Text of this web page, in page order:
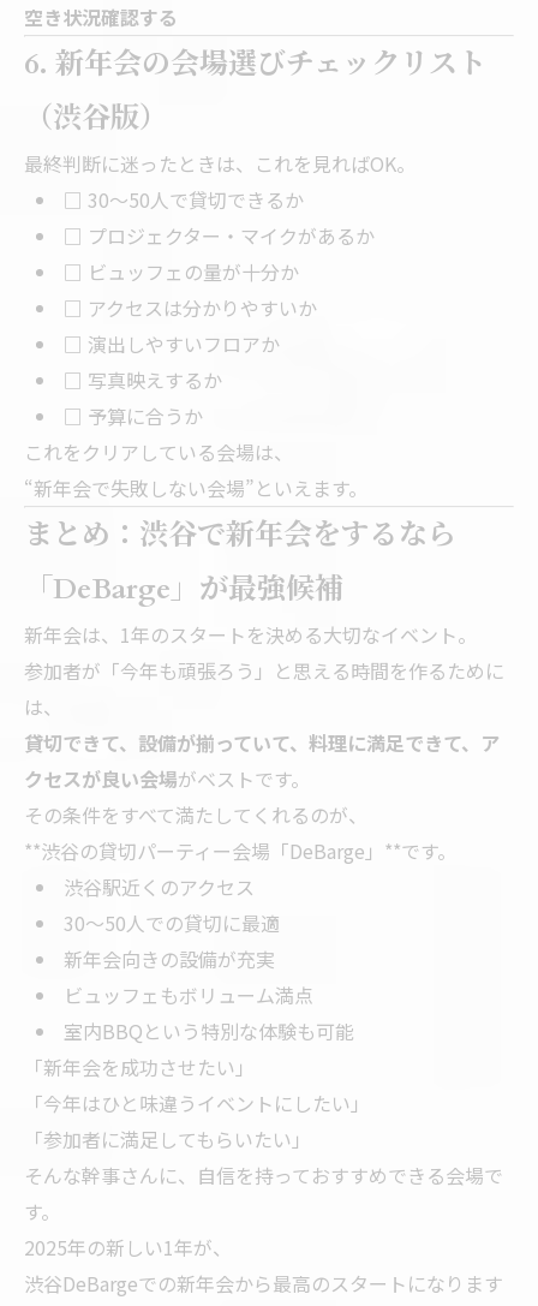
空き状況確認する
6. 新年会の会場選びチェックリスト
（渋谷版）
最終判断に迷ったときは、これを見ればOK。
□ 30〜50人で貸切できるか
□ プロジェクター・マイクがあるか
□ ビュッフェの量が十分か
□ アクセスは分かりやすいか
□ 演出しやすいフロアか
□ 写真映えするか
□ 予算に合うか
これをクリアしている会場は、
“新年会で失敗しない会場”といえます。
まとめ：渋谷で新年会をするなら
「DeBarge」が最強候補
新年会は、1年のスタートを決める大切なイベント。
参加者が「今年も頑張ろう」と思える時間を作るために
は、
貸切できて、設備が揃っていて、料理に満足できて、ア
クセスが良い会場がベストです。
その条件をすべて満たしてくれるのが、
**渋谷の貸切パーティー会場「DeBarge」**です。
渋谷駅近くのアクセス
30〜50人での貸切に最適
新年会向きの設備が充実
ビュッフェもボリューム満点
室内BBQという特別な体験も可能
「新年会を成功させたい」
「今年はひと味違うイベントにしたい」
「参加者に満足してもらいたい」
そんな幹事さんに、自信を持っておすすめできる会場で
す。
2025年の新しい1年が、
渋谷DeBargeでの新年会から最高のスタートになります